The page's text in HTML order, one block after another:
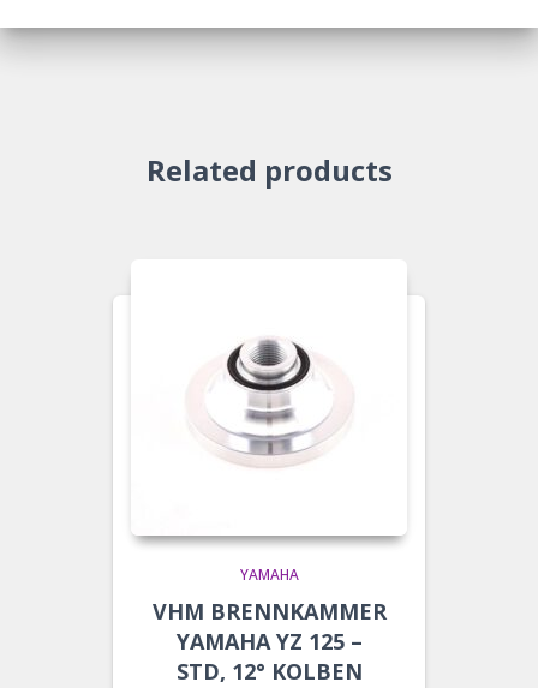
Related products
YAMAHA
VHM BRENNKAMMER
YAMAHA YZ 125 –
STD, 12° KOLBEN